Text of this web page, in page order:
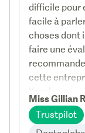
difficile pour
facile à
choses dont
faire une
cette
Yonela.
Miss Gillian
Trustpilot